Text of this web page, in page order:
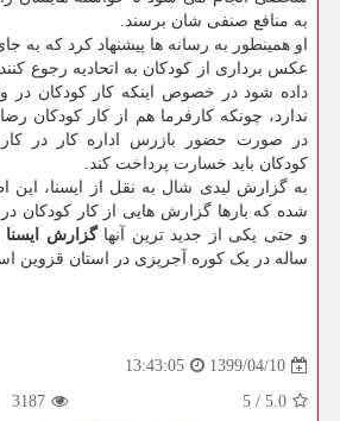
به منافع صنفی شان برسند.
او همینطور به رسانه ها پیشنهاد کرد که به
عکس برداری از کودکان به اتحادیه رجوع
داده شود در خصوص اینکه کار کودکان در
ندارد، چونکه کارفرما هم از کار کودکان
در صورت حضور بازرس اداره کار در
کودکان باید خسارت پرداخت کند.
به گزارش لیدی شال به نقل از ایسنا، این
شده که بارها گزارش هایی از کار کودکان در
و حتی یکی از جدید ترین آنهاگزارش ایسنا
ساله در یک کوره آجرپزی در استان قزوین
1399/04/10
13:43:05
5.0
/
5
3187